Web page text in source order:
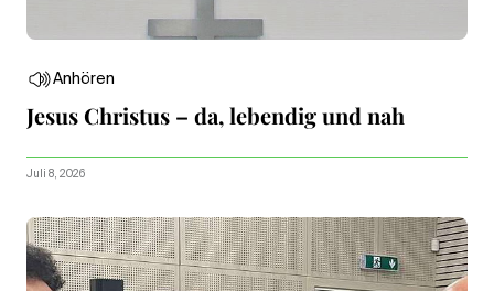
Anhören
Jesus Christus – da, lebendig und nah
Juli 8, 2026